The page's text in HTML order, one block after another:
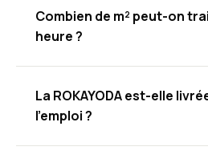
Combien de m² peut-on
heure ?
La ROKAYODA est-elle
l'emploi ?